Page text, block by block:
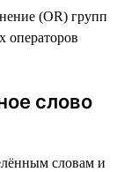
(OR) групп
операторов
слово
словам и